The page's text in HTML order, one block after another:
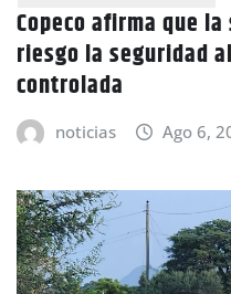
Copeco afirma que
riesgo la seguridad
controlada
noticias Ago 6,